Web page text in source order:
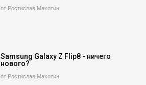
от Ростислав Махотин
Samsung Galaxy Z Flip8 - ничего
нового?
от Ростислав Махотин